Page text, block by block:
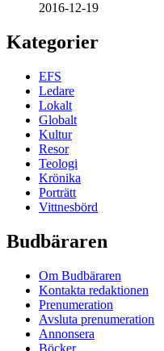
2016-12-19
Kategorier
EFS
Ledare
Lokalt
Globalt
Kultur
Resor
Teologi
Krönika
Porträtt
Vittnesbörd
Budbäraren
Om Budbäraren
Kontakta redaktionen
Prenumeration
Avsluta prenumeration
Annonsera
Böcker